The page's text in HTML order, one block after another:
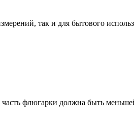
так и для бытового
флюгарки должна быть